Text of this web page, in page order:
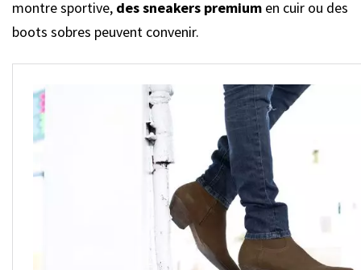
montre sportive, des sneakers premium en cuir ou des
boots sobres peuvent convenir.